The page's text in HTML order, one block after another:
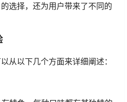
选择，还为用户带来了不同的
从以下几个方面来详细阐述：